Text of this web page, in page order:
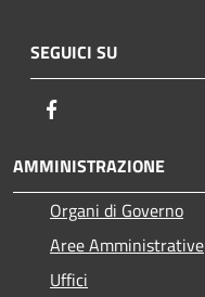
SEGUICI SU
AMMINISTRAZIONE
Organi di Governo
Aree Amministrative
Uffici